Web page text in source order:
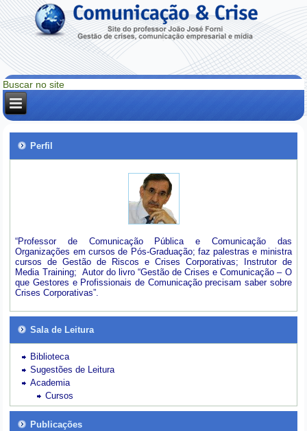
Perfil
“Professor de Comunicação Pública e Comunicação das
Organizações em cursos de Pós-Graduação; faz palestras e ministra
cursos de Gestão de Riscos e Crises Corporativas; Instrutor de
Media Training; Autor do livro “Gestão de Crises e Comunicação – O
que Gestores e Profissionais de Comunicação precisam saber sobre
Crises Corporativas”.
Sala de Leitura
Biblioteca
Sugestões de Leitura
Academia
Cursos
Publicações